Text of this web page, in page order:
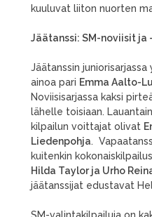
kuuluvat liiton nuorten
Jäätanssi: SM-noviisit ja
Jäätanssin
ainoa pari Emma Aalto-
Noviisisarjassa kaksi
lähelle toisiaan.
kilpailun voittajat olivat
Liedenpohja.
kuitenkin
Hilda Taylor ja Urho
jäätanssijat edustavat